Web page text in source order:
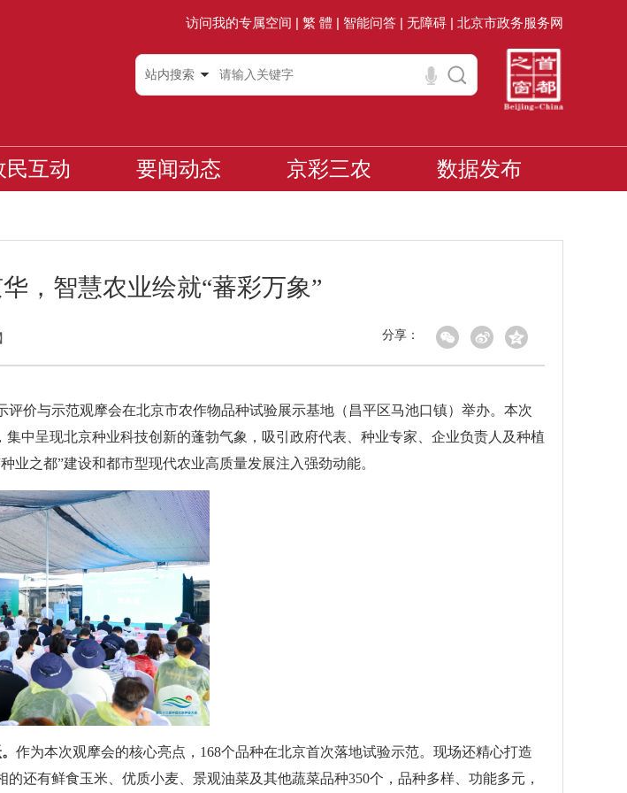
访问我的专属空间 | 繁 體 | 智能问答 | 无障碍 | 北京市政务服务网
站内搜索
民互动 要闻动态 京彩三农 数据发布
，智慧农业绘就“蕃彩万象”
】 分享：
与示范观摩会在北京市农作物品种试验展示基地（昌平区马池口镇）举办。本次
中呈现北京种业科技创新的蓬勃气象，吸引政府代表、种业专家、企业负责人及种植
业之都”建设和都市型现代农业高质量发展注入强劲动能。
作为本次观摩会的核心亮点，168个品种在北京首次落地试验示范。现场还精心打造
还有鲜食玉米、优质小麦、景观油菜及其他蔬菜品种350个，品种多样、功能多元，